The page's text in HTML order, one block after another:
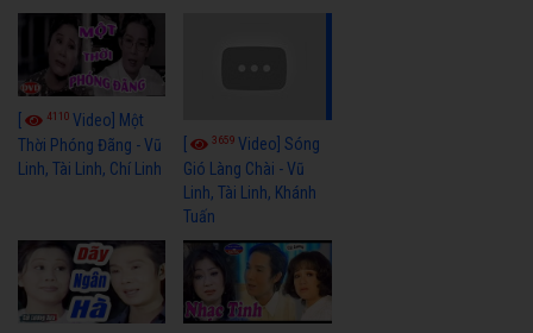
4110 Video] Một
Thời Phóng Đãng - Vũ
Linh, Tài Linh, Chí Linh
3659Video] Sóng
Gió Làng Chài - Vũ
Linh, Tài Linh, Khánh
Tuấn